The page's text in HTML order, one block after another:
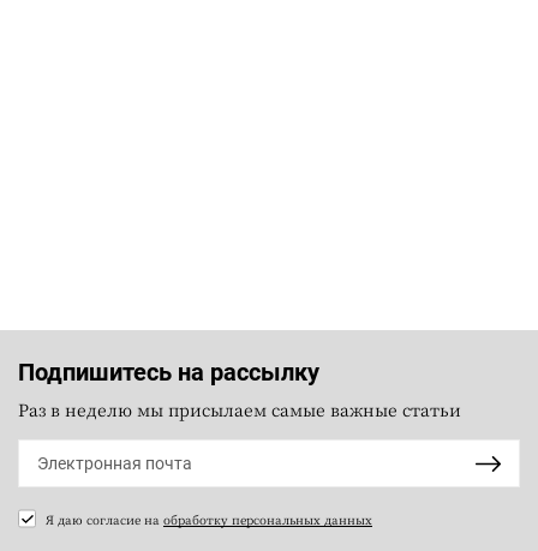
Подпишитесь на рассылку
Раз в неделю мы присылаем самые важные статьи
Я даю согласие на обработку персональных данных